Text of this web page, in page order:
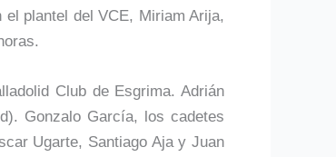
el plantel del VCE, Miriam Arija,
Club de Esgrima. Adrián
Gonzalo García, los cadetes
Ugarte, Santiago Aja y Juan